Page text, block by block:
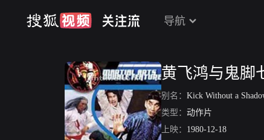
导航
黄飞鸿与鬼脚
别名： Kick Without a
类型： 动作片
上映： 1980-12-18